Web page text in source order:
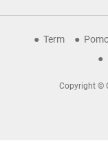
Term
Copyright ©